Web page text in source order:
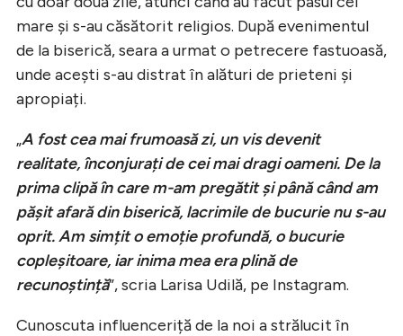
mare și s-au căsătorit religios. După evenimentul
de la biserică, seara a urmat o petrecere fastuoasă,
unde acești s-au distrat în alături de prieteni și
apropiați.
„A fost cea mai frumoasă zi, un vis devenit
realitate, înconjurați de cei mai dragi oameni. De la
prima clipă în care m-am pregătit și până când am
pășit afară din biserică, lacrimile de bucurie nu s-au
oprit. Am simțit o emoție profundă, o bucurie
copleșitoare, iar inima mea era plină de
recunoștință”, scria Larisa Udilă, pe Instagram.
Cunoscuta influenceriță de la noi a strălucit în